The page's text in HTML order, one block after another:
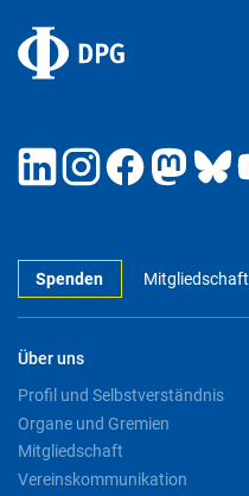
Spenden Mitgliedschaft
Über uns
Profil und Selbstverständnis
Organe und Gremien
Mitgliedschaft
Vereinskommunikation